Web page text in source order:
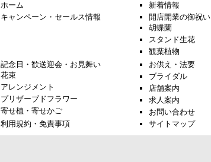
ホーム
新着情報
キャンペーン・セールス情報
開店開業の御祝い
胡蝶蘭
スタンド生花
観葉植物
記念日・歓送迎会・お見舞い
花束
アレンジメント
プリザーブドフラワー
寄せ植・寄せかご
お供え・法要
ブライダル
店舗案内
求人案内
お問い合わせ
利用規約・免責事項
サイトマップ